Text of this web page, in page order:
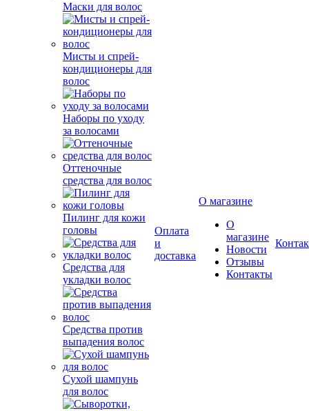
Маски для волос
Мисты и спрей-
кондиционеры для
волос
Наборы по уходу
за волосами
Оттеночные
средства для волос
Пилинг для кожи
головы
Средства для
укладки волос
Средства против
выпадения волос
Сухой шампунь
для волос
Оплата
и
доставка
О магазине
О
магазине
Новости
Отзывы
Контакты